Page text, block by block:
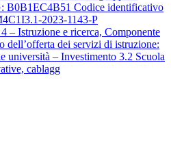
B0B1EC4B51 Codice identificativo
2023-1143-P
– Istruzione e ricerca, Componente
dell’offerta dei servizi di istruzione:
università – Investimento 3.2 Scuola
cablagg